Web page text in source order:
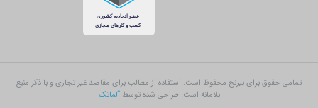
تمامی حقوق برای بیرنج محفوظ است. استفاده از مطالب برای مقاصد غیر تجاری و با ذکر منبع
بلامانه است. طراحی شده توسطآلماتک